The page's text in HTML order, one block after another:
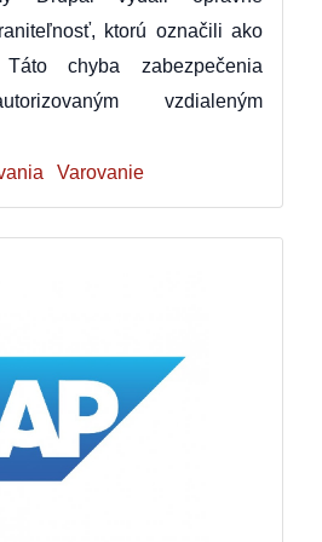
ktorú označili ako
chyba zabezpečenia
vzdialeným
Varovanie